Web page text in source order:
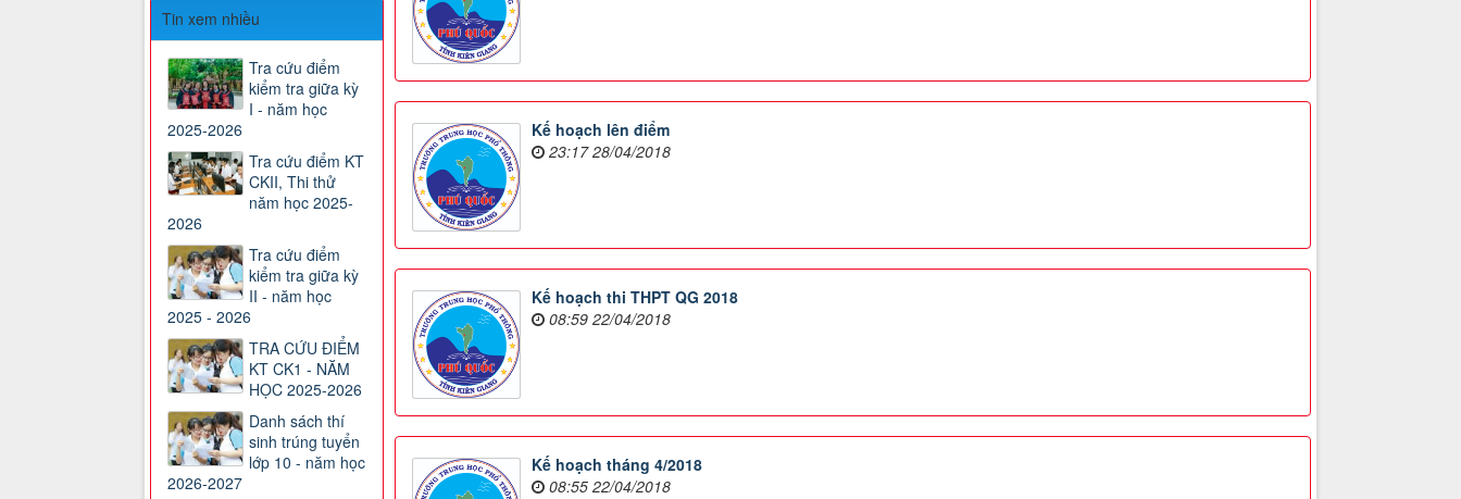
Kế hoạch lên điểm
23:17 28/04/2018
Kế hoạch thi THPT QG 2018
08:59 22/04/2018
Kế hoạch tháng 4/2018
08:55 22/04/2018
Tin xem nhiều
Tra cứu điểm
kiểm tra giữa kỳ
I - năm học
2025-2026
Tra cứu điểm KT
CKII, Thi thử
năm học 2025-
2026
Tra cứu điểm
kiểm tra giữa kỳ
II - năm học
2025 - 2026
TRA CỨU ĐIỂM
KT CK1 - NĂM
HỌC 2025-2026
Danh sách thí
sinh trúng tuyển
lớp 10 - năm học
2026-2027